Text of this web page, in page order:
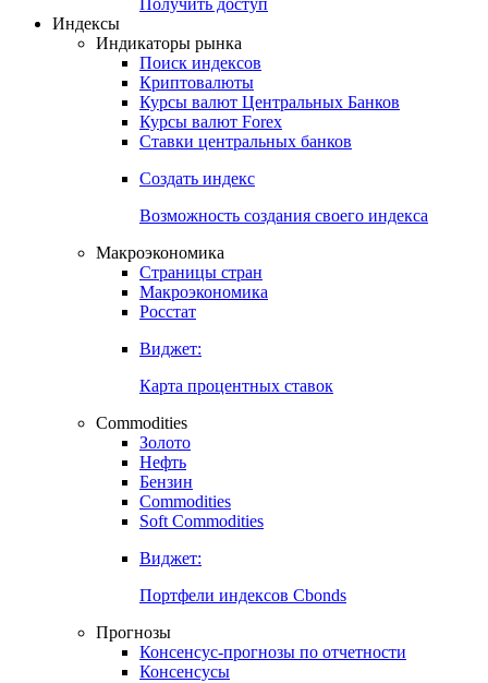
Получить доступ
Индексы
Индикаторы рынка
Поиск индексов
Криптовалюты
Курсы валют Центральных Банков
Курсы валют Forex
Ставки центральных банков
Создать индекс
Возможность создания своего индекса
Макроэкономика
Страницы стран
Макроэкономика
Росстат
Виджет:
Карта процентных ставок
Commodities
Золото
Нефть
Бензин
Commodities
Soft Commodities
Виджет:
Портфели индексов Cbonds
Прогнозы
Консенсус-прогнозы по отчетности
Консенсусы